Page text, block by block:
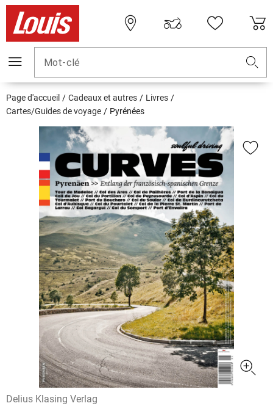
Mot-clé
Page d'accueil Cadeaux et autres
Livres
Cartes/Guides de voyage
Pyrénées
Delius Klasing Verlag